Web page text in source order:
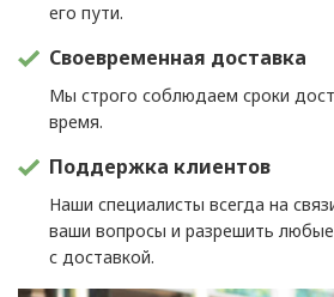
его пути.
Своевременная доставка
Мы строго соблюдаем сроки
время.
Поддержка клиентов
Наши специалисты всегда на
ваши вопросы и разрешить
с доставкой.